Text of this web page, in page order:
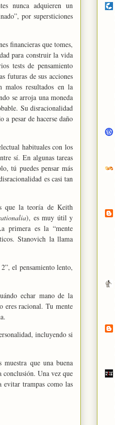
nunca adquieren un
por supersticiones
financieras que tomes,
para construir la vida
tests de pensamiento
futuras de sus acciones
malos resultados en la
se arroja una moneda
Su disracionalidad
a pesar de hacerse daño
habituales con los
sí. En algunas tareas
tú puedes pensar más
es casi tan
que la teoría de Keith
), es muy útil y
primera es la “mente
Stanovich la llama
el pensamiento lento,
echar mano de la
eres racional. Tu mente
incluyendo si
que una buena
Una vez que
evitar trampas como las